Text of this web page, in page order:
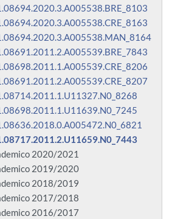
2020/2021
2019/2020
2018/2019
2017/2018
2016/2017